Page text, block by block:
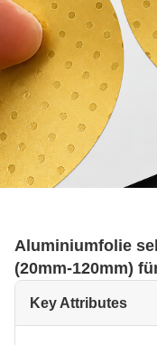
Aluminiumfolie
(20mm-120mm)
Key Attributes